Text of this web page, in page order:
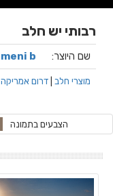
רבותי יש חלב
שם היוצר: meni b
מוצרי חלב דרום אמריקה
הצבעים בתמונה